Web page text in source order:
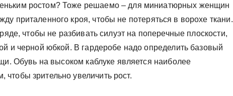
ростом? Тоже решаемо – для миниатюрных женщин
приталенного кроя, чтобы не потеряться в ворохе ткани.
чтобы не разбивать силуэт на поперечные плоскости,
и черной юбкой. В гардеробе надо определить базовый
Обувь на высоком каблуке является наиболее
зрительно увеличить рост.